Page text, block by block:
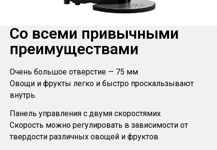
Со всеми привычными
преимуществами
Очень большое отверстие — 75 мм
Овощи и фрукты легко и быстро проскальзывают
внутрь.
Панель управления с двумя скоростямиx
Скорость можно регулировать в зависимости от
твердости различных овощей и фруктов